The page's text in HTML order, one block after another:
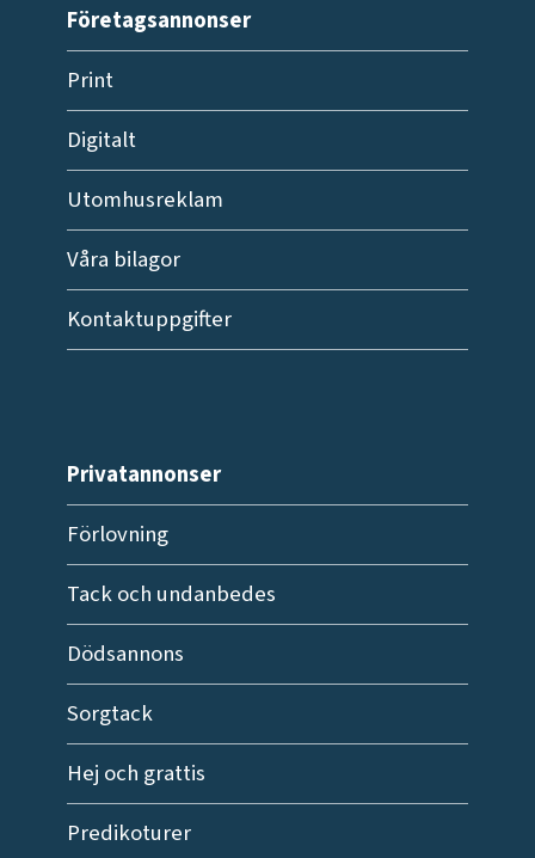
Företagsannonser
Print
Digitalt
Utomhusreklam
Våra bilagor
Kontaktuppgifter
Privatannonser
Förlovning
Tack och undanbedes
Dödsannons
Sorgtack
Hej och grattis
Predikoturer